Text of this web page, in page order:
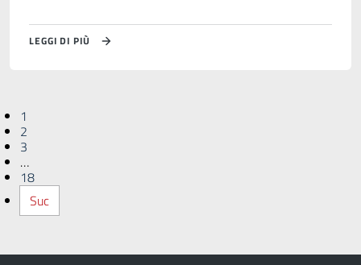
LEGGI DI PIÙ
1
2
3
…
18
Suc